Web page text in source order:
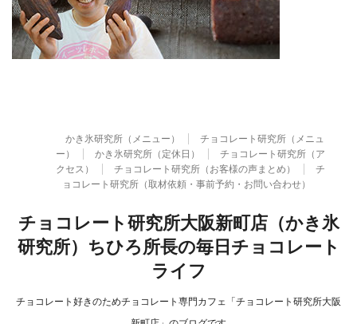
かき氷研究所（メニュー）
チョコレート研究所（メニュ
ー）
かき氷研究所（定休日）
チョコレート研究所（ア
クセス）
チョコレート研究所（お客様の声まとめ）
チ
ョコレート研究所（取材依頼・事前予約・お問い合わせ）
チョコレート研究所大阪新町店（かき氷
研究所）ちひろ所長の毎日チョコレート
ライフ
チョコレート好きのためチョコレート専門カフェ「チョコレート研究所大阪